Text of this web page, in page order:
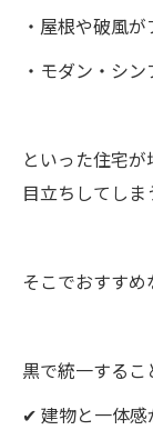
・屋根や破風
・モダン・シ
といった住宅
目立ちしてしま
そこでおすすめ
黒で統一するこ
✔ 建物と一体感